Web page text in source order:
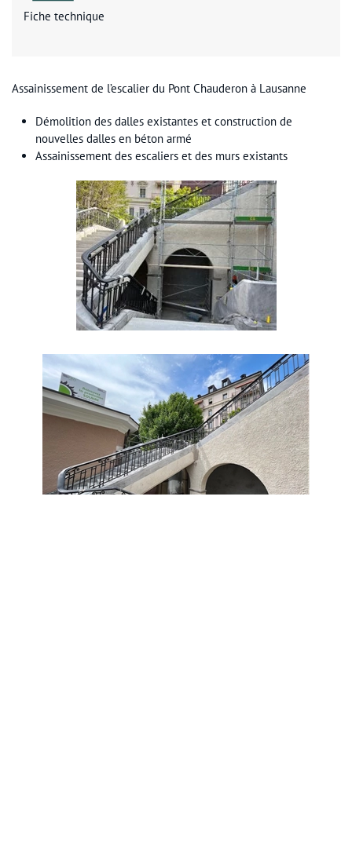
Fiche technique
Assainissement de l’escalier du Pont Chauderon à Lausanne
Démolition des dalles existantes et construction de
nouvelles dalles en béton armé
Assainissement des escaliers et des murs existants